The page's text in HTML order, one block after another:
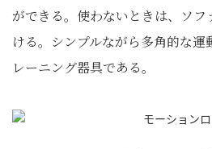
ができる。使わないときは、ソ
ける。シンプルながら多角的な運
レーニング器具である。